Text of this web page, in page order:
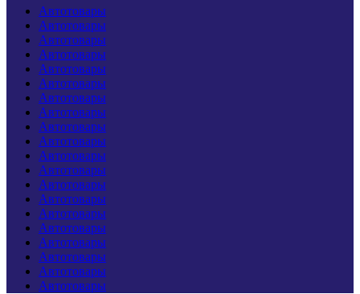
Автотовары
Автотовары
Автотовары
Автотовары
Автотовары
Автотовары
Автотовары
Автотовары
Автотовары
Автотовары
Автотовары
Автотовары
Автотовары
Автотовары
Автотовары
Автотовары
Автотовары
Автотовары
Автотовары
Автотовары